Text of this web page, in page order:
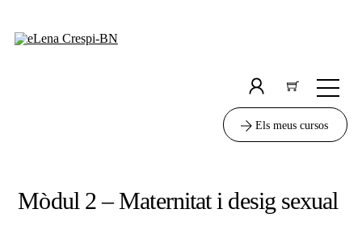
labelEls meus cursos
Mòdul 2 – Maternitat i desig sexual